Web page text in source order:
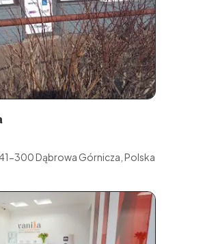
300 Dąbrowa Górnicza, Polska